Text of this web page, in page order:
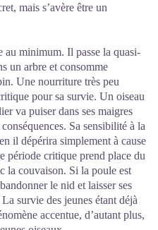
mais s’avère être un
au minimum. Il passe la quasi-
un arbre et consomme
Une nourriture très peu
pour sa survie. Un oiseau
va puiser dans ses maigres
Sa sensibilité à la
il dépérira simplement à cause
période critique prend place du
la couvaison. Si la poule est
le nid et laisser ses
survie des jeunes étant déjà
accentue, d’autant plus,